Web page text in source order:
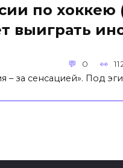
по хоккею
выиграть
0
– за сенсацией». Под